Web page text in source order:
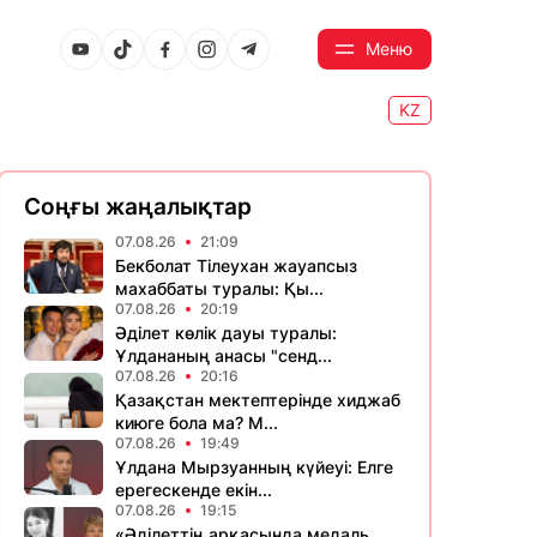
Меню
KZ
Соңғы жаңалықтар
07.08.26 21:09
Бекболат Тілеухан жауапсыз
махаббаты туралы: Қы...
07.08.26 20:19
Әділет көлік дауы туралы:
Ұлдананың анасы "сенд...
07.08.26 20:16
Қазақстан мектептерінде хиджаб
киюге бола ма? М...
07.08.26 19:49
Ұлдана Мырзуанның күйеуі: Елге
ерегескенде екін...
07.08.26 19:15